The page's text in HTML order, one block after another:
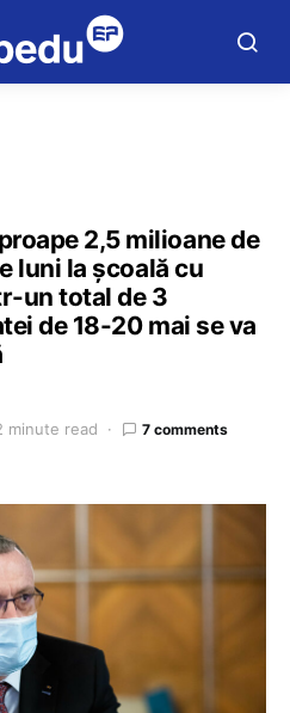
2,5 milioane de
luni la școală cu
un total de 3
de 18-20 mai se va
minute read 7 comments